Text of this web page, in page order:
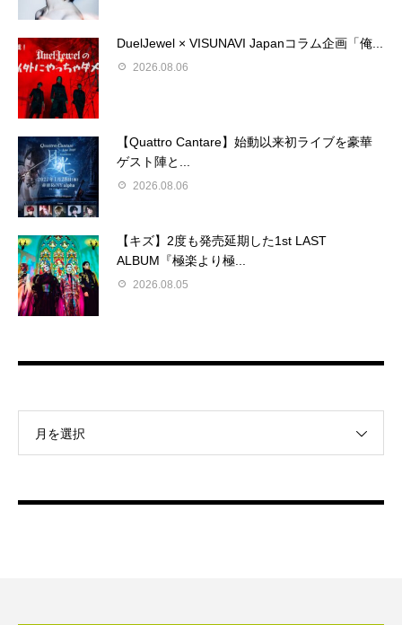
DuelJewel × VISUNAVI Japanコラム企画「俺...
2026.08.06
【Quattro Cantare】始動以来初ライブを豪華
ゲスト陣と...
2026.08.06
【キズ】2度も発売延期した1st LAST
ALBUM『極楽より極...
2026.08.05
月を選択